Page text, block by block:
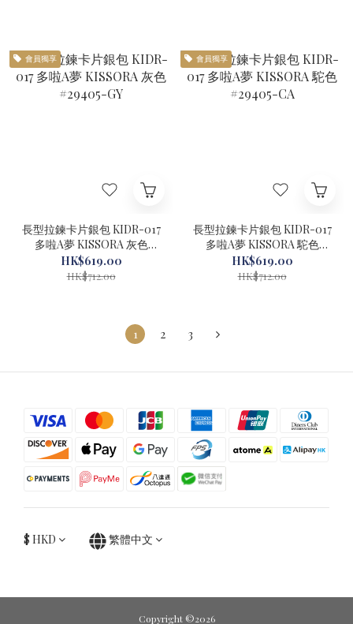
會員獨享
長型拉鍊卡片銀包 KIDR-017
多啦A夢 KISSORA 灰色
#29405-GY
HK$619.00
HK$712.00
會員獨享
長型拉鍊卡片銀包 KIDR-017
多啦A夢 KISSORA 駝色
#29405-CA
HK$619.00
HK$712.00
1 2 3
$ HKD 繁體中文
Copyright ©2026